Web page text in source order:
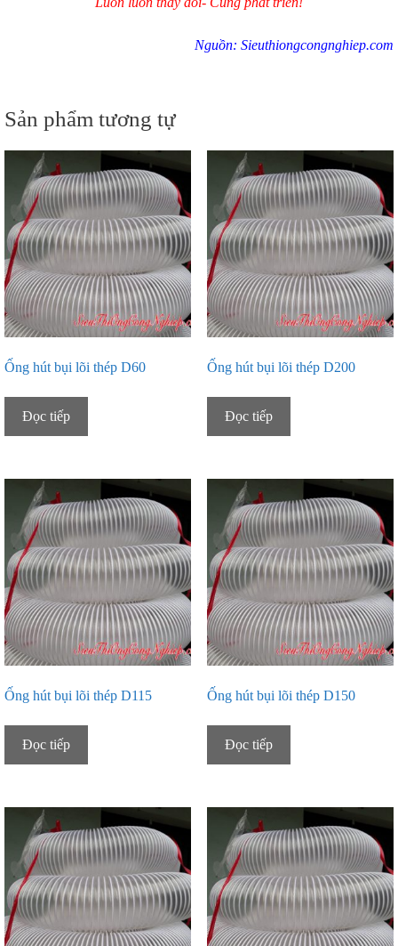
Nguồn: Sieuthiongcongnghiep.com
Sản phẩm tương tự
Ống hút bụi lõi thép D60
Đọc tiếp
Ống hút bụi lõi thép D200
Đọc tiếp
Ống hút bụi lõi thép D115
Đọc tiếp
Ống hút bụi lõi thép D150
Đọc tiếp